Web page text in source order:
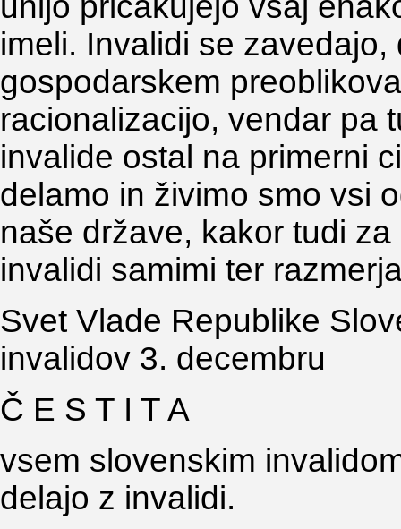
imeli. Invalidi se
gospodarskem
racionalizacijo, vendar pa
invalide ostal na primerni
delamo in živimo smo vsi
naše države, kakor tudi
invalidi samimi ter
Svet Vlade Republike
invalidov 3. decembru
Č E S T I T A
vsem slovenskim
delajo z invalidi.